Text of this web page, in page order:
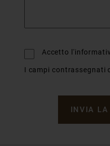
Accetto
I campi contrassegnati
INVIA LA